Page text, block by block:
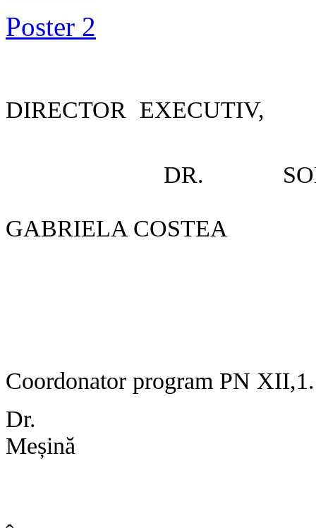
Poster 2
DIRECTOR EXECUTIV,
DR.
GABRIELA COSTEA
Coordonator program PN XII,1.
Dr.
Meșină